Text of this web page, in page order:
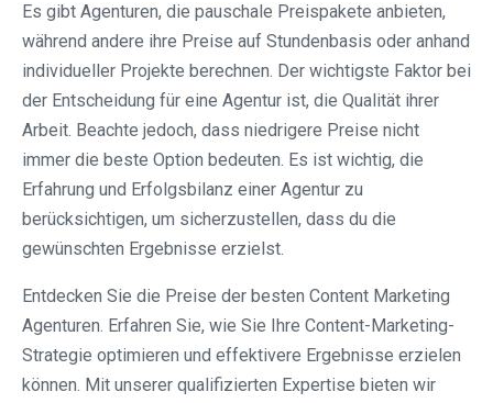
Es gibt Agenturen, die pauschale Preispakete anbieten,
während andere ihre Preise auf Stundenbasis oder anhand
individueller Projekte berechnen. Der wichtigste Faktor bei
der Entscheidung für eine Agentur ist, die Qualität ihrer
Arbeit. Beachte jedoch, dass niedrigere Preise nicht
immer die beste Option bedeuten. Es ist wichtig, die
Erfahrung und Erfolgsbilanz einer Agentur zu
berücksichtigen, um sicherzustellen, dass du die
gewünschten Ergebnisse erzielst.
Entdecken Sie die Preise der besten Content Marketing
Agenturen. Erfahren Sie, wie Sie Ihre Content-Marketing-
Strategie optimieren und effektivere Ergebnisse erzielen
können. Mit unserer qualifizierten Expertise bieten wir